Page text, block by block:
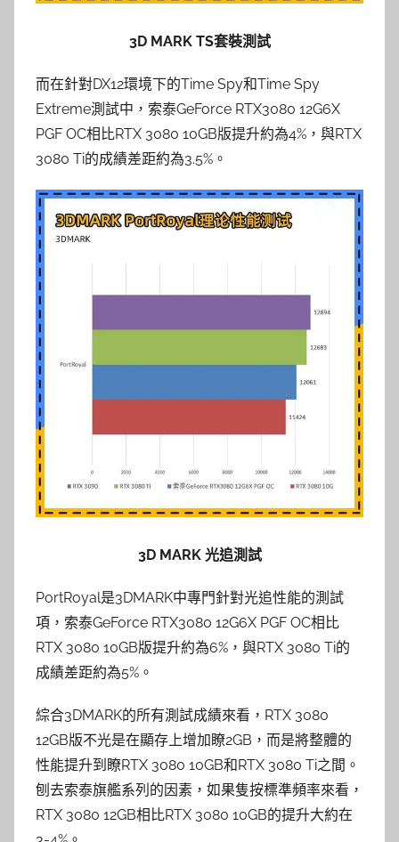
3D MARK TS套裝測試
而在針對DX12環境下的Time Spy和Time Spy
Extreme測試中，索泰GeForce RTX3080 12G6X
PGF OC相比RTX 3080 10GB版提升約為4%，與RTX
3080 Ti的成績差距約為3.5%。
3D MARK 光追測試
PortRoyal是3DMARK中專門針對光追性能的測試
項，索泰GeForce RTX3080 12G6X PGF OC相比
RTX 3080 10GB版提升約為6%，與RTX 3080 Ti的
成績差距約為5%。
綜合3DMARK的所有測試成績來看，RTX 3080
12GB版不光是在顯存上增加瞭2GB，而是將整體的
性能提升到瞭RTX 3080 10GB和RTX 3080 Ti之間。
刨去索泰旗艦系列的因素，如果隻按標準頻率來看，
RTX 3080 12GB相比RTX 3080 10GB的提升大約在